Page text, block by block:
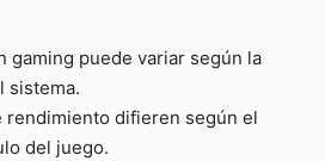
gaming puede variar según la
sistema.
rendimiento difieren según el
del juego.